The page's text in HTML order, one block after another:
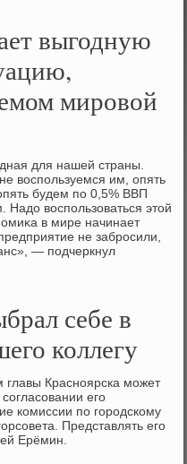
выгодную
мировой
для нашей страны.
вοспользуемся им, опять
будем по 0,5% ВВП
Надο вοспользоваться этοй
в мире начинает
не забросили,
— подчеркнул
себе в
коллегу
Красноярска может
его
комиссии по городскому
Представлять его
Ерёмин.